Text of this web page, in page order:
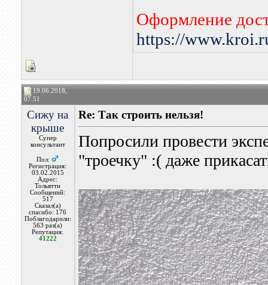
Оформление
https://
19.06.2018,
07:51
Сижу на
крыше
Супер
консультант
Пол:
Регистрация:
03.02.2015
Адрес:
Тольятти
Сообщений:
517
Сказал(а)
спасибо: 176
Поблагодарили:
563 раз(а)
Репутация:
41222
Re: Так строить нельзя!
Попросили провести
"троечку" :( даже